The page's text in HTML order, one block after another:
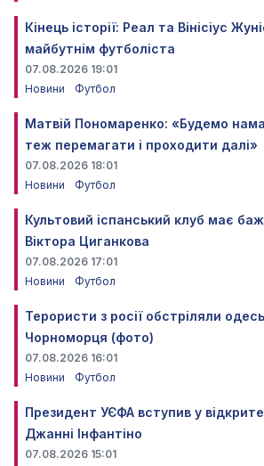
Кінець історії: Реал та Вінісіус
майбутнім футболіста
07.08.2026 19:01
Новини
Футбол
Матвій Пономаренко: «Будемо
теж перемагати і проходити далі»
07.08.2026 18:01
Новини
Футбол
Культовий іспанський клуб має
Віктора Циганкова
07.08.2026 17:01
Новини
Футбол
Терористи з росії обстріляли
Чорноморця (фото)
07.08.2026 16:01
Новини
Футбол
Президент УЄФА вступив у
Джанні Інфантіно
07.08.2026 15:01